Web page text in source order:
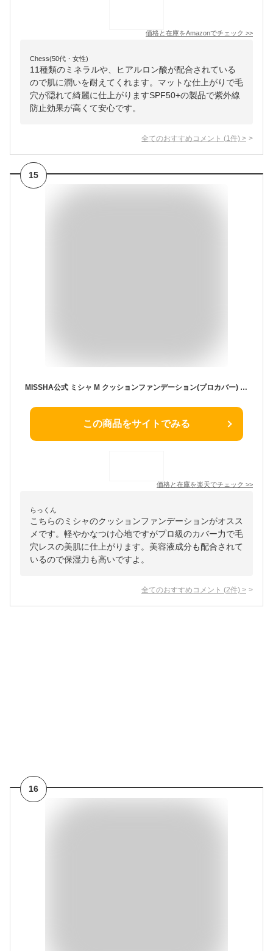
価格と在庫をAmazonでチェック >>
Chess(50代・女性)
11種類のミネラルや、ヒアルロン酸が配合されている
ので肌に潤いを耐えてくれます。マットな仕上がりで毛
穴が隠れて綺麗に仕上がりますSPF50+の製品で紫外線
防止効果が高くて安心です。
全てのおすすめコメント (1 件) >
15
MISSHA公式 ミシャ M クッションファンデーション(プロカバー) レフィル No,21 No,23 ※ケース別売【メール便可】
この商品をサイトでみる
価格と在庫を楽天でチェック >>
らっくん
こちらのミシャのクッションファンデーションがオスス
メです。軽やかなつけ心地ですがプロ級のカバー力で毛
穴レスの美肌に仕上がります。美容液成分も配合されて
いるので保湿力も高いですよ。
全てのおすすめコメント (2件) >
16